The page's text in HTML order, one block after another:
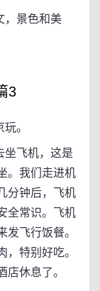
景色和美
3
。
飞机，这是
。我们走进机
分钟后，飞机
全常识。飞机
发飞行饭餐。
，特别好吃。
店休息了。